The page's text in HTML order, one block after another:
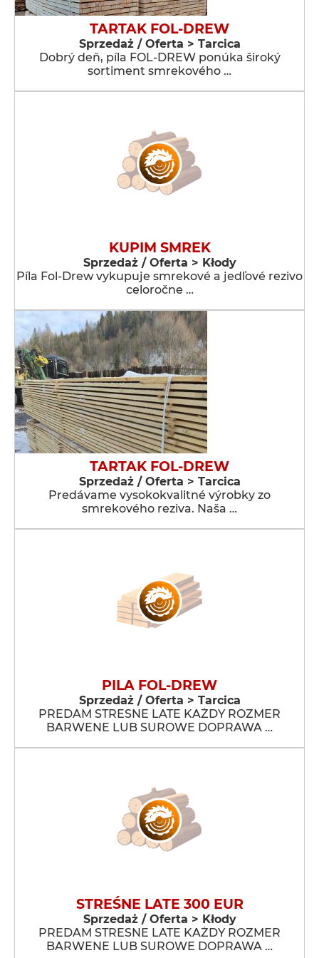
TARTAK FOL-DREW
Sprzedaż / Oferta > Tarcica
Dobrý deň, píla FOL-DREW ponúka široký
sortiment smrekového …
KUPIM SMREK
Sprzedaż / Oferta > Kłody
Píla Fol-Drew vykupuje smrekové a jedľové rezivo
celoročne …
TARTAK FOL-DREW
Sprzedaż / Oferta > Tarcica
Predávame vysokokvalitné výrobky zo
smrekového reziva. Naša …
PILA FOL-DREW
Sprzedaż / Oferta > Tarcica
PREDAM STRESNE LATE KAŻDY ROZMER
BARWENE LUB SUROWE DOPRAWA …
STREŚNE LATE 300 EUR
Sprzedaż / Oferta > Kłody
PREDAM STRESNE LATE KAŻDY ROZMER
BARWENE LUB SUROWE DOPRAWA …